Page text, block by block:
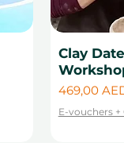
Clay
Цена
469,00
E-vouchers +